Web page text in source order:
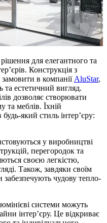
для елегантного та
Конструкція з
в компаніїAluStar,
та естетичний вигляд.
дозволяє створювати
та меблів. Їхній
який стиль інтер’єру:
у виробництві
перегородок та
своєю легкістю,
Також, завдяки своїм
забезпечують чудову тепло-
системи можуть
інтер’єру. Це відкриває